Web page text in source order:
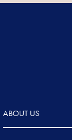
ABOUT US